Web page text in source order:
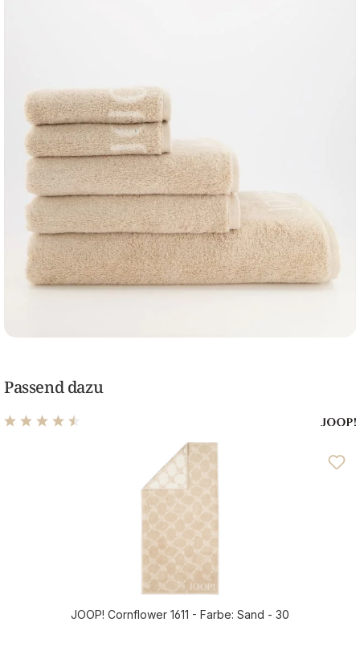
Passend dazu
Durchschnittliche Bewertung von 4.5 von 5 Sternen
JOOP! Cornflower 1611 - Farbe: Sand - 30